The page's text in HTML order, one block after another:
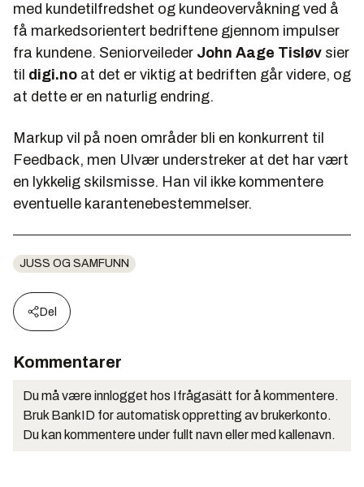
med kundetilfredshet og kundeovervåkning ved å
få markedsorientert bedriftene gjennom impulser
fra kundene. Seniorveileder John Aage Tisløv sier
til digi.no at det er viktig at bedriften går videre, og
at dette er en naturlig endring.
Markup vil på noen områder bli en konkurrent til
Feedback, men Ulvær understreker at det har vært
en lykkelig skilsmisse. Han vil ikke kommentere
eventuelle karantenebestemmelser.
JUSS OG SAMFUNN
Del
Kommentarer
Du må være innlogget hos Ifrågasätt for å kommentere.
Bruk BankID for automatisk oppretting av brukerkonto.
Du kan kommentere under fullt navn eller med kallenavn.